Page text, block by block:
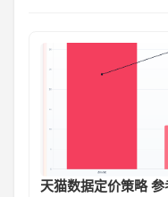
天猫数据定价策略